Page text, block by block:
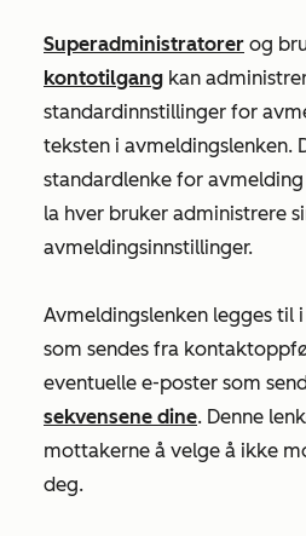
Superadministratorer og
kontotilgang kan
standardinnstillinger for
teksten i avmeldingslenken.
standardlenke for
la hver bruker administrere
avmeldingsinnstillinger.
Avmeldingslenken legges til
som sendes fra
eventuelle e-poster som
sekvensene dine. Denne
mottakerne å velge å ikke
deg.